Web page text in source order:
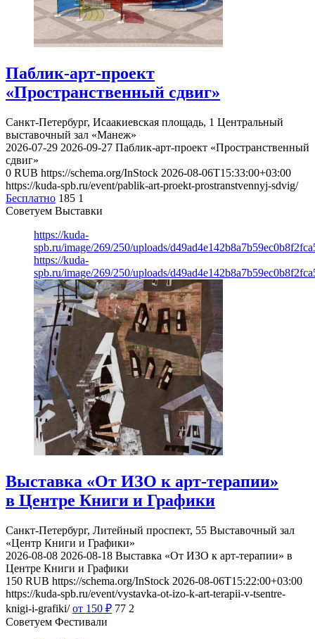
Паблик-арт-проект
«Пространственный сдвиг»
Санкт-Петербург, Исаакиевская площадь, 1 Центральный
выставочный зал «Манеж»
2026-07-29 2026-09-27 Паблик-арт-проект «Пространственный
сдвиг»
0 RUB https://schema.org/InStock 2026-08-06T15:33:00+03:00
https://kuda-spb.ru/event/pablik-art-proekt-prostranstvennyj-sdvig/
Бесплатно 185 1
Советуем Выставки
https://kuda-
spb.ru/image/269/250/uploads/
https://kuda-
spb.ru/image/269/250/uploads/
Выставка «От ИЗО к арт-терапии»
в Центре Книги и Графики
Санкт-Петербург, Литейный проспект, 55 Выставочный зал
«Центр Книги и Графики»
2026-08-08 2026-08-18 Выставка «От ИЗО к арт-терапии» в
Центре Книги и Графики
150 RUB https://schema.org/InStock 2026-08-06T15:22:00+03:00
https://kuda-spb.ru/event/vystavka-ot-izo-k-art-terapii-v-tsentre-
knigi-i-grafiki/ от 150 ₽ 77 2
Советуем Фестивали